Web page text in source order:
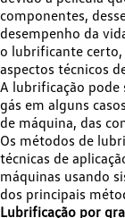
componentes,
desempenho da
o lubrificante certo,
aspectos técnicos
A lubrificação pode
gás em alguns
de máquina, das
Os métodos de
técnicas de
máquinas usando
dos principais
Lubrificação por